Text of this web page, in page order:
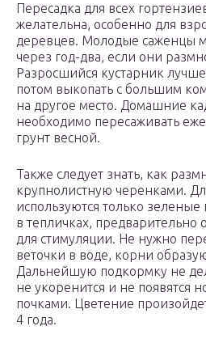
Пересадка для всех
желательна, особенно для
деревцев. Молодые саженцы
через год-два, если они
Разросшийся кустарник
потом выкопать с большим
на другое место. Домашние
необходимо пересаживать
грунт весной.
Также следует знать, как
крупнолистную черенками.
используются только
в тепличках, предварительно
для стимуляции. Не нужно
веточки в воде, корни
Дальнейшую подкормку не
не укоренится и не появятся
почками. Цветение
4 года.